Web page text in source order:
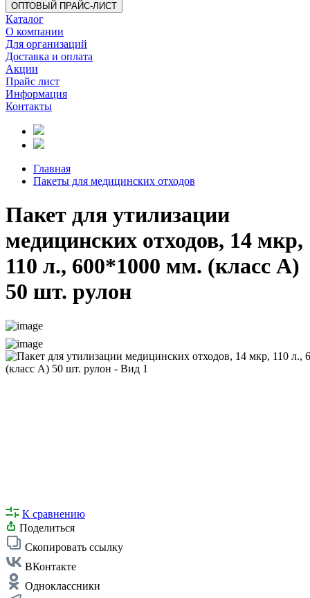
ОПТОВЫЙ ПРАЙС-ЛИСТ
Каталог
О компании
Для организаций
Доставка и оплата
Акции
Прайс лист
Информация
Контакты
Главная
Пакеты для медицинских отходов
Пакет для утилизации
медицинских отходов, 14 мкр,
110 л., 600*1000 мм. (класс А)
50 шт. рулон
К сравнению
Поделиться
Скопировать ссылку
ВКонтакте
Одноклассники